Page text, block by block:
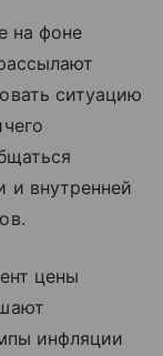
на фоне
ситуацию
и внутренней
цены
инфляции